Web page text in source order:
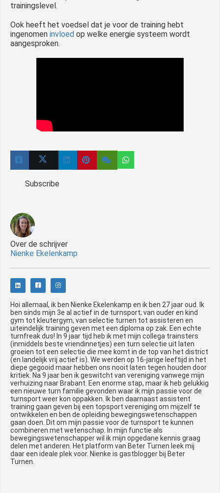
trainingslevel.
Ook heeft het voedsel dat je voor de training hebt
ingenomen invloed op welke energie systeem wordt
aangesproken.
Subscribe
Over de schrijver
Nienke Ekelenkamp
Hoi allemaal, ik ben Nienke Ekelenkamp en ik ben 27 jaar oud. Ik
ben sinds mijn 3e al actief in de turnsport; van ouder en kind
gym tot kleutergym, van selectie turnen tot assisteren en
uiteindelijk training geven met een diploma op zak. Een echte
turnfreak dus! In 9 jaar tijd heb ik met mijn collega trainsters
(inmiddels beste vriendinnetjes) een turn selectie uit laten
groeien tot een selectie die mee komt in de top van het district
(en landelijk vrij actief is). We werden op 16-jarige leeftijd in het
diepe gegooid maar hebben ons nooit laten tegen houden door
kritiek. Na 9 jaar ben ik geswitcht van vereniging vanwege mijn
verhuizing naar Brabant. Een enorme stap, maar ik heb gelukkig
een nieuwe turn familie gevonden waar ik mijn passie voor de
turnsport weer kon oppakken. Ik ben daarnaast assistent
training gaan geven bij een topsport vereniging om mijzelf te
ontwikkelen en ben de opleiding bewegingswetenschappen
gaan doen. Dit om mijn passie voor de turnsport te kunnen
combineren met wetenschap. In mijn functie als
bewegingswetenschapper wil ik mijn opgedane kennis graag
delen met anderen. Het platform van Beter Turnen leek mij
daar een ideale plek voor. Nienke is gastblogger bij Beter
Turnen.